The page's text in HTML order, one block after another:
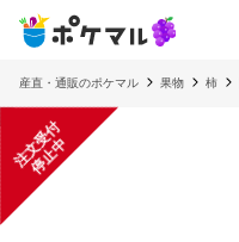
産直・通販のポケマル 果物 柿
注
文
受
付
停
止
中